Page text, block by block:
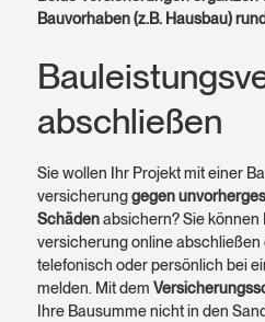
Bau­vorhaben (z.B. Hausbau)
abschließen
Sie wollen Ihr Projekt mit einer
versicherunggegen
Schädenabsichern? Sie
versicherung online
telefonisch oder persön­lich bei
melden. Mit dem
Ihre Bausumme nicht in den